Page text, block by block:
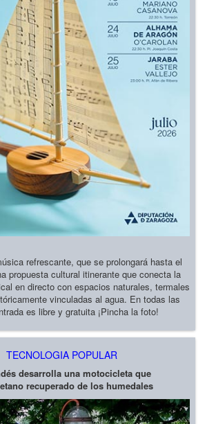
refrescante, que se prolongará hasta el
propuesta cultural itinerante que conecta la
en directo con espacios naturales, termales
vinculadas al agua. En todas las
es libre y gratuita ¡Pincha la foto!
TECNOLOGIA POPULAR
desarrolla una motocicleta que
recuperado de los humedales